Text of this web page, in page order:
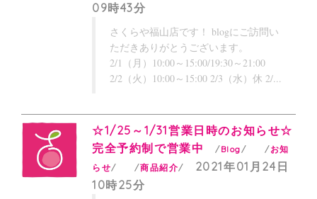
09時43分
さくらや福山店です！ blogにご訪問い
ただきありがとうございます。
2/1（月）10:00～15:00/19:30～21:00
2/2（火）10:00～15:00 2/3（水）休 2/...
☆1/25～1/31営業日時のお知らせ☆
完全予約制で営業中
Blog
お知
らせ
商品紹介
2021年01月24日
10時25分